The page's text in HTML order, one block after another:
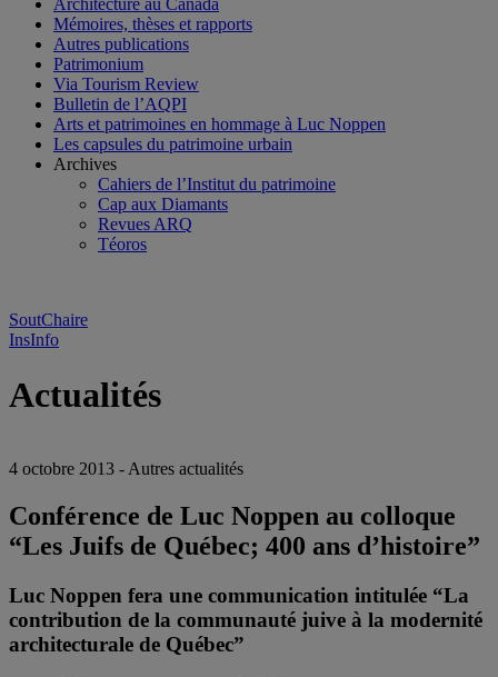
Architecture au Canada
Mémoires, thèses et rapports
Autres publications
Patrimonium
Via Tourism Review
Bulletin de l’AQPI
Arts et patrimoines en hommage à Luc Noppen
Les capsules du patrimoine urbain
Archives
Cahiers de l’Institut du patrimoine
Cap aux Diamants
Revues ARQ
Téoros
SoutChaire
InsInfo
Actualités
4 octobre 2013 - Autres actualités
Conférence de Luc Noppen au colloque
“Les Juifs de Québec; 400 ans d’histoire”
Luc Noppen fera une communication intitulée “La
contribution de la communauté juive à la modernité
architecturale de Québec”